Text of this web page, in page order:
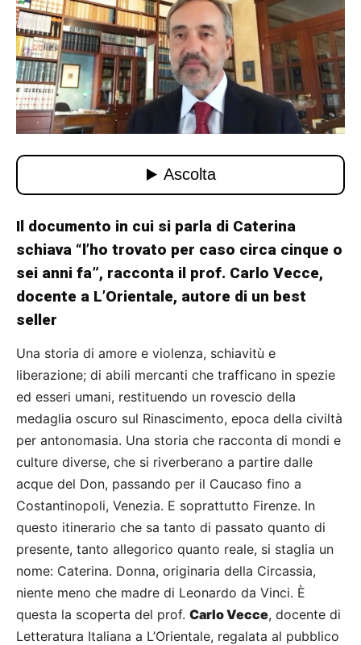
Il documento in cui si parla di Caterina
schiava “l’ho trovato per caso circa cinque o
sei anni fa”, racconta il prof. Carlo Vecce,
docente a L’Orientale, autore di un best
seller
Una storia di amore e violenza, schiavitù e
liberazione; di abili mercanti che trafficano in spezie
ed esseri umani, restituendo un rovescio della
medaglia oscuro sul Rinascimento, epoca della civiltà
per antonomasia. Una storia che racconta di mondi e
culture diverse, che si riverberano a partire dalle
acque del Don, passando per il Caucaso fino a
Costantinopoli, Venezia. E soprattutto Firenze. In
questo itinerario che sa tanto di passato quanto di
presente, tanto allegorico quanto reale, si staglia un
nome: Caterina. Donna, originaria della Circassia,
niente meno che madre di Leonardo da Vinci. È
questa la scoperta del prof. Carlo Vecce, docente di
Letteratura Italiana a L’Orientale, regalata al pubblico